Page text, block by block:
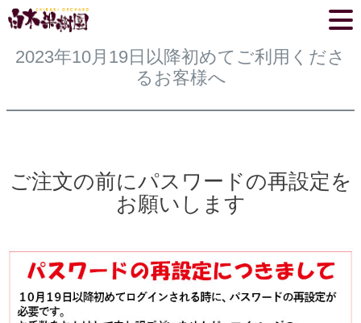
2023年10月19日以降初めてご利用くださ
るお客様へ
ご注文の前にパスワードの再設定を
お願いします